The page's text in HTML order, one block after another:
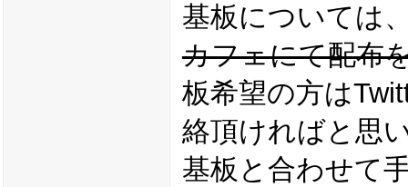
基板については
カフェにて配布
板希望の方は
絡頂ければと思
基板と合わせて